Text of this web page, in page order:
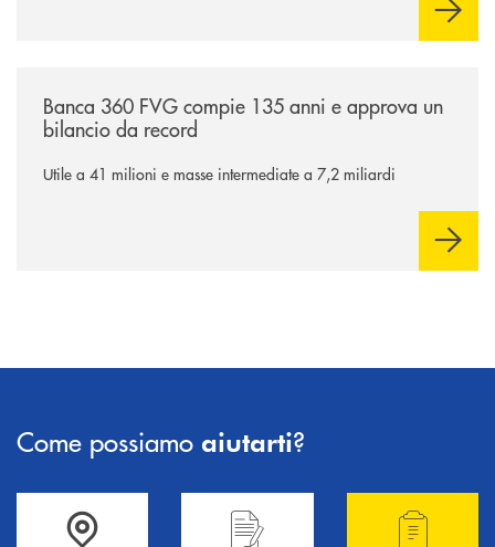
Banca 360 FVG compie 135 anni e approva un
bilancio da record
Utile a 41 milioni e masse intermediate a 7,2 miliardi
Come possiamo aiutarti?
Accedi all' elenco completo delle filiali .Hai bisogno di informazioni? Contattaci !
Hai bisogno di